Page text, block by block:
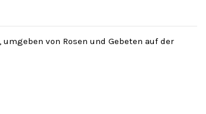
von Rosen und Gebeten auf der